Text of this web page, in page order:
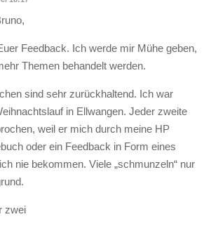
Feedback. Ich werde mir Mühe geben,
Themen behandelt werden.
sind sehr zurückhaltend. Ich war
in Ellwangen. Jeder zweite
weil er mich durch meine HP
oder ein Feedback in Form eines
nie bekommen. Viele „schmunzeln“ nur
zwei